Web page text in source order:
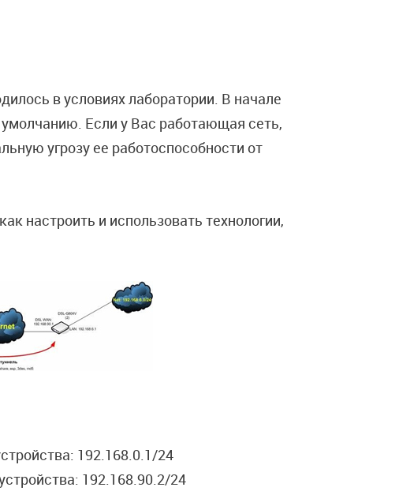
в условиях лаборатории. В начале
Если у Вас работающая сеть,
угрозу ее работоспособности от
настроить и использовать технологии,
192.168.0.1/24
192.168.90.2/24